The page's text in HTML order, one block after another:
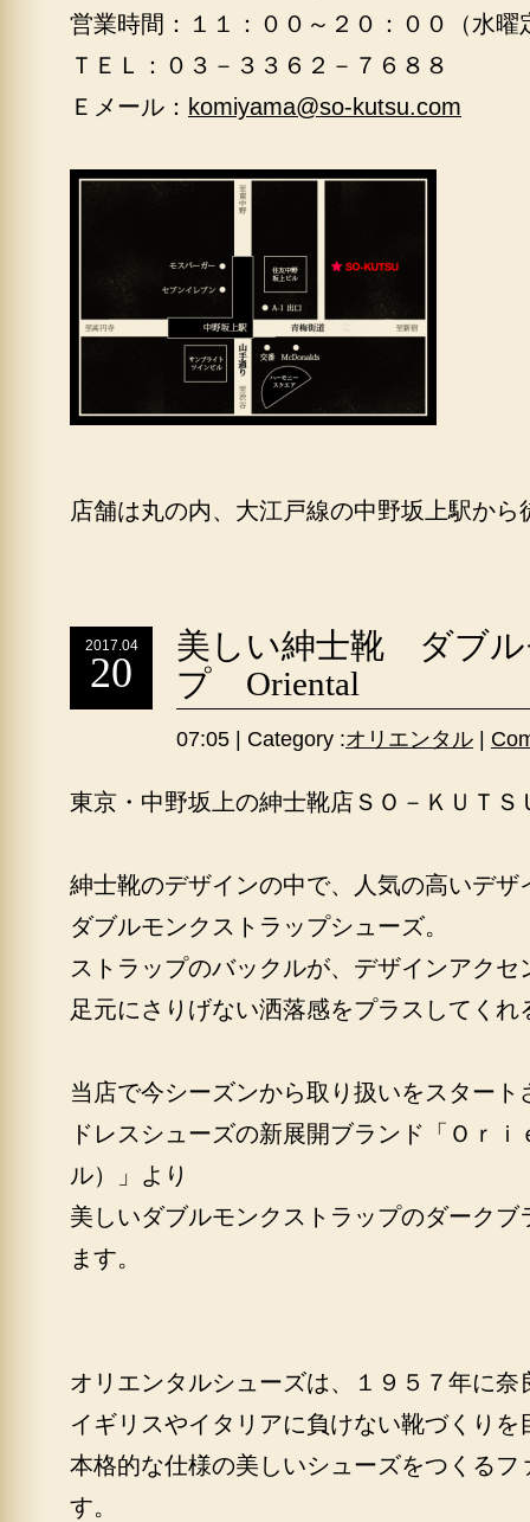
営業時間：１１：００～２０：００（水曜
ＴＥＬ：０３－３３６２－７６８８
Ｅメール： komiyama@so-kutsu.com
店舗は丸の内、大江戸線の中野坂上駅から
2017.04
20
美しい紳士靴 ダブ
プ Oriental
07:05 | Category :オリエンタル
東京・中野坂上の紳士靴店ＳＯ－ＫＵＴＳ
紳士靴のデザインの中で、人気の高いデザ
ダブルモンクストラップシューズ。
ストラップのバックルが、デザインアクセ
足元にさりげない洒落感をプラスしてくれ
当店で今シーズンから取り扱いをスタート
ドレスシューズの新展開ブランド「Ｏｒ
ル）」より
美しいダブルモンクストラップのダーク
ます。
オリエンタルシューズは、１９５７年に奈
イギリスやイタリアに負けない靴づくりを
本格的な仕様の美しいシューズをつくるフ
す。